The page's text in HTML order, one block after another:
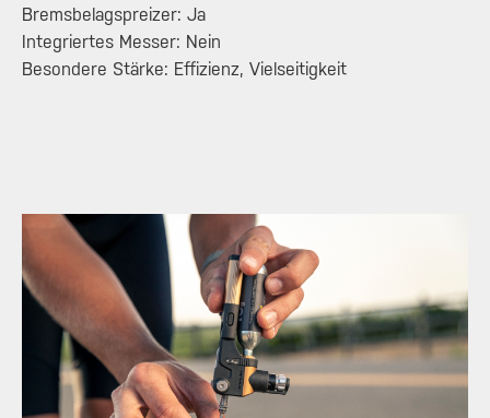
Bremsbelagspreizer: Ja
Integriertes Messer: Nein
Besondere Stärke: Effizienz, Vielseitigkeit